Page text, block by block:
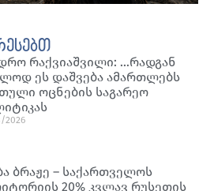
რაქვიაშვილი: …რადგან
ეს დაშვება ამართლებს
ოცნების საგარეო
2026
ბრაჟე – საქართველოს
20% კვლავ რუსეთის